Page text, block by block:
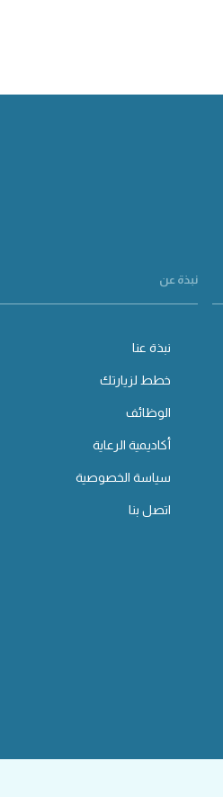
نبذة عن
نبذة عنا
خطط لزيارتك
الوظائف
أكاديمية الرعاية
سياسة الخصوصية
اتصل بنا